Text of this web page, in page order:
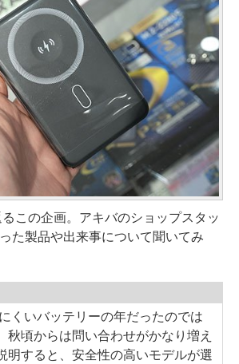
この企画。アキバのショップスタッ
た製品や出来事について聞いてみ
くいバッテリーの年だったのでは
秋頃からは問い合わせがかなり増え
明すると、安全性の高いモデルが選